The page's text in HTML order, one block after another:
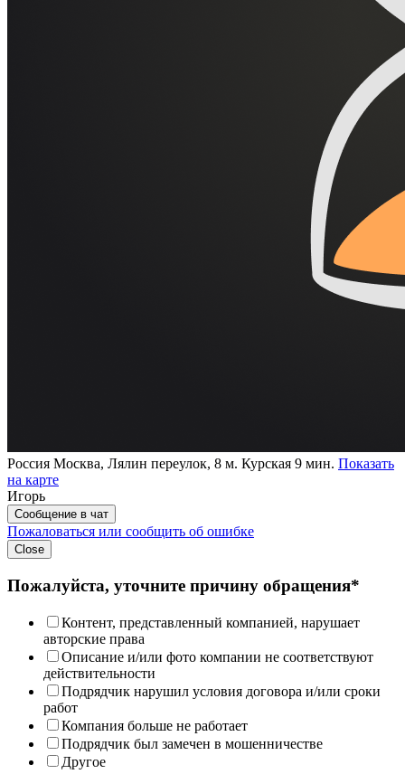
Россия Москва, Лялин переулок, 8 м. Курская 9 мин. Показать
на карте
Игорь
Сообщение в чат
Пожаловаться или сообщить об ошибке
Close
Пожалуйста, уточните причину обращения*
Контент, представленный компанией, нарушает
авторские права
Описание и/или фото компании не соответствуют
действительности
Подрядчик нарушил условия договора и/или сроки
работ
Компания больше не работает
Подрядчик был замечен в мошенничестве
Другое